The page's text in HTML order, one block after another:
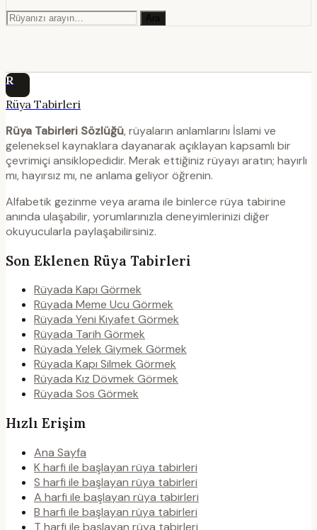
Ara
R
Rüya Tabirleri
Rüya Tabirleri Sözlüğü, rüyaların anlamlarını İslami ve
geleneksel kaynaklara dayanarak açıklayan kapsamlı bir
çevrimiçi ansiklopedidir. Merak ettiğiniz rüyayı aratın; hayırlı
mı, hayırsız mı, ne anlama geliyor öğrenin.
Alfabetik gezinme veya arama ile binlerce rüya tabirine
anında ulaşabilir, yorumlarınızla deneyimlerinizi diğer
okuyucularla paylaşabilirsiniz.
Son Eklenen Rüya Tabirleri
Rüyada Kapı Görmek
Rüyada Meme Ucu Görmek
Rüyada Yeni Kıyafet Görmek
Rüyada Tarih Görmek
Rüyada Yelek Giymek Görmek
Rüyada Kapı Silmek Görmek
Rüyada Kız Dövmek Görmek
Rüyada Sos Görmek
Hızlı Erişim
Ana Sayfa
K harfi ile başlayan rüya tabirleri
S harfi ile başlayan rüya tabirleri
A harfi ile başlayan rüya tabirleri
B harfi ile başlayan rüya tabirleri
T harfi ile başlayan rüya tabirleri